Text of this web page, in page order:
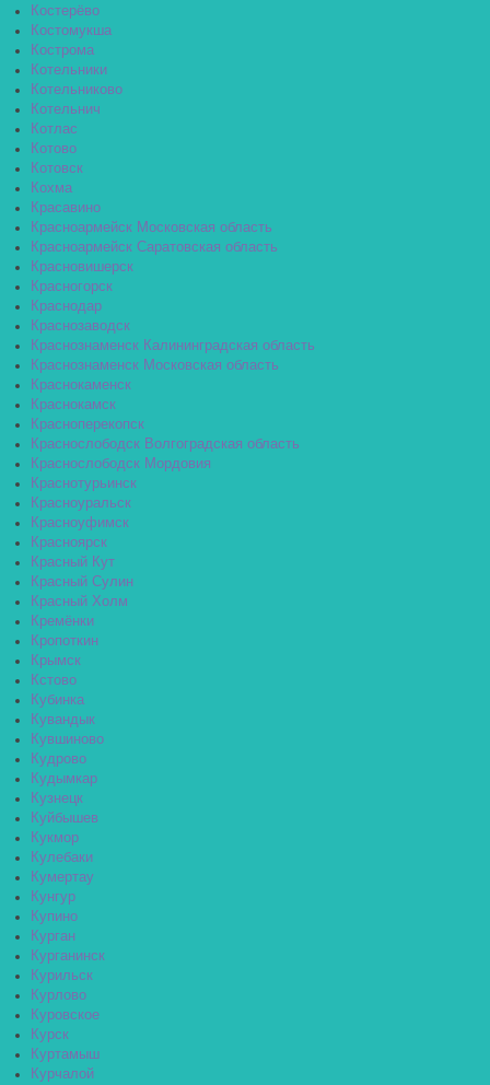
Костерёво
Костомукша
Кострома
Котельники
Котельниково
Котельнич
Котлас
Котово
Котовск
Кохма
Красавино
Красноармейск Московская область
Красноармейск Саратовская область
Красновишерск
Красногорск
Краснодар
Краснозаводск
Краснознаменск Калининградская область
Краснознаменск Московская область
Краснокаменск
Краснокамск
Красноперекопск
Краснослободск Волгоградская область
Краснослободск Мордовия
Краснотурьинск
Красноуральск
Красноуфимск
Красноярск
Красный Кут
Красный Сулин
Красный Холм
Кремёнки
Кропоткин
Крымск
Кстово
Кубинка
Кувандык
Кувшиново
Кудрово
Кудымкар
Кузнецк
Куйбышев
Кукмор
Кулебаки
Кумертау
Кунгур
Купино
Курган
Курганинск
Курильск
Курлово
Куровское
Курск
Куртамыш
Курчалой